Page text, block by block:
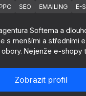
SEO EMAILING E-
Softema a
s menšími a středními
Nejenže e-shopy
Zobrazit profil